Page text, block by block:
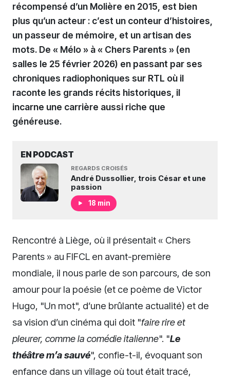
récompensé d’un Molière en 2015, est bien
plus qu’un acteur : c’est un conteur d’histoires,
un passeur de mémoire, et un artisan des
mots. De « Mélo » à « Chers Parents » (en
salles le 25 février 2026) en passant par ses
chroniques radiophoniques sur RTL où il
raconte les grands récits historiques, il
incarne une carrière aussi riche que
généreuse.
EN PODCAST
REGARDS CROISÉS
André Dussollier, trois César et une
passion
18 min
Rencontré à Liège, où il présentait « Chers
Parents » au FIFCL en avant-première
mondiale, il nous parle de son parcours, de son
amour pour la poésie (et ce poème de Victor
Hugo, "Un mot", d’une brûlante actualité) et de
sa vision d’un cinéma qui doit "faire rire et
pleurer, comme la comédie italienne". "Le
théâtre m’a sauvé", confie-t-il, évoquant son
enfance dans un village où tout était tracé,